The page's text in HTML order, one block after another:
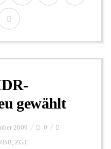
gewählt
2009 0
, ZGT